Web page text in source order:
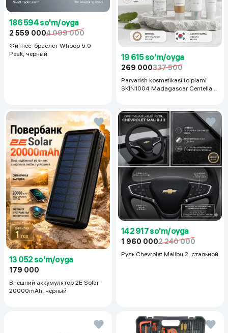
186 594 so'm/oyga
2 559 0004 099 000
Фитнес-браслет Whoop 5.0
Peak, черный
19 615 so'm/oyga
269 000337 500
Parvarish kosmetikasi to'plami
SKIN1004 Madagascar Centella
13 052 so'm/oyga
179 000
Внешний аккумулятор 2E Solar
20000mAh, черный
142 917 so'm/oyga
1 960 0002 240 000
Руль Chevrolet Malibu 2, cтальной